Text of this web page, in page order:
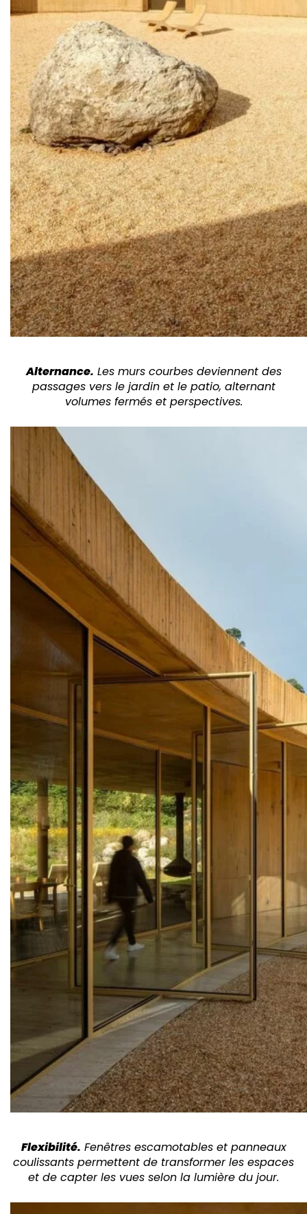
Alternance. Les murs courbes deviennent des
passages vers le jardin et le patio, alternant
volumes fermés et perspectives.
Flexibilité. Fenêtres escamotables et panneaux
coulissants permettent de transformer les espaces
et de capter les vues selon la lumière du jour.